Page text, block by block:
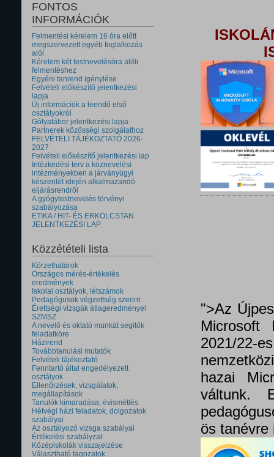
FONTOS
INFORMÁCIÓK
Felmentési kérelem 16 óra előtt
megszervezett egyéb foglalkozás
alól
Kérelem két testnevelésóra alóli
felmentéshez
Egyéni tanrend igénylése
Felvételi előkészítő jelentkezési
lapja
Új információk a leendő első
osztályokról
Gólyatábor jelentkezési lapja
Partnerek közösségi szolgálathoz
FELVÉTELI TÁJÉKOZTATÓ 2026-
2027
Felvételi előkészítő jelentkezési lap
Intézkedési terv a köznevelési
intézményekben a járványügyi
készenlét idején alkalmazandó
eljárásrendről
A gyógytestnevelés törvényi
szabályozása
ETIKA / HIT- ÉS ERKÖLCSTAN
JELENTKEZÉSI LAP
Közzétételi lista
Körzethatárok
Országos mérés-értékelés
eredmények
Iskolai osztályok, létszámok
Pedagógusok végzettség szerint
Érettségi vizsgák átlageredményei
SZMSZ
A nevelő és oktató munkát segitők
feladatköre
Házirend
Továbbtanulási mutatók
Felvételi tájékoztató
Fenntartó által engedélyezett
osztályok
Ellenőrzések, vizsgálatok,
megállapítások
Tanulók kimaradása, évismétlés
Hétvégi házi feladatok, dolgozatok
szabályai
Az osztályozó vizsga szabályai
Értékelési szabályzat
Középiskolák visszajelzése
Választható tagozatok
">Az
Microsoft
2021/
hazai
váltunk.
ös tanévre